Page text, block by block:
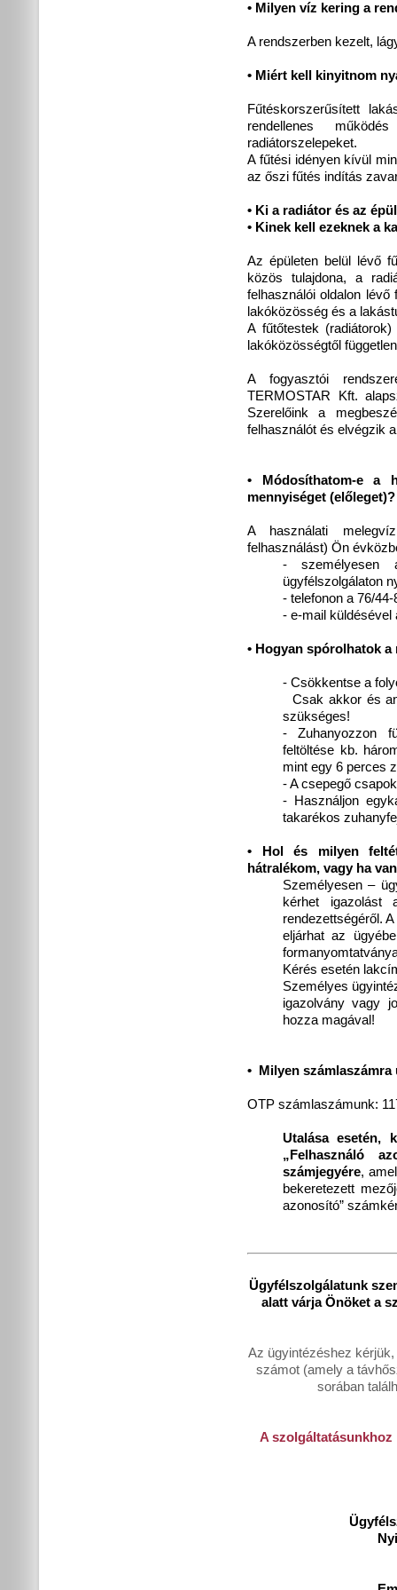
• Milyen víz kering a
A rendszerben kezelt,
• Miért kell kinyitnom
Fűtéskorszerűsített
rendellenes
radiátorszelepeket.
A fűtési idényen kívül
az őszi fűtés indítás
• Ki a radiátor és az
• Kinek kell ezeknek a
Az épületen belül lévő
közös tulajdona, a
felhasználói oldalon
lakóközösség és a
A fűtőtestek
lakóközösségtől
A fogyasztói
TERMOSTAR Kft.
Szerelőink a
felhasználót és elvégzik
• Módosíthatom-e a
mennyiséget (előleget)?
A használati
felhasználást) Ön
- személyesen
ügyfélszolgálaton
- telefonon a 76/
- e-mail küldésével
• Hogyan spórolhatok a
- Csökkentse a
Csak akkor és
szükséges!
- Zuhanyozzon
feltöltése kb.
mint egy 6 perces
- A csepegő
- Használjon
takarékos
• Hol és milyen
hátralékom, vagy ha
Személyesen –
kérhet
rendezettségéről.
eljárhat az
Kérés esetén
Személyes
igazolvány vagy
hozza magával!
• Milyen
OTP számlaszámunk:
Utalása esetén,
„Felhasználó
számjegyére,
bekeretezett
azonosító”
Ügyfélszolgálatunk
alatt várja Önöket a
Az ügyintézéshez
számot (amely a
sorában
A